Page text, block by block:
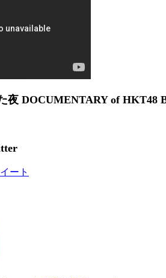
夜 DOCUMENTARY of HKT48
ート